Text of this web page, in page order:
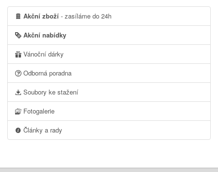
Akční zboží - zasíláme do 24h
Akční nabídky
Vánoční dárky
Odborná poradna
Soubory ke stažení
Fotogalerie
Články a rady